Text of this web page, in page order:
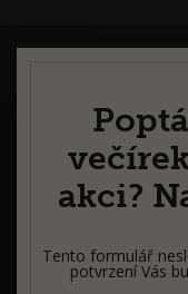
akci?
Tento formulář
potvrzení Vás